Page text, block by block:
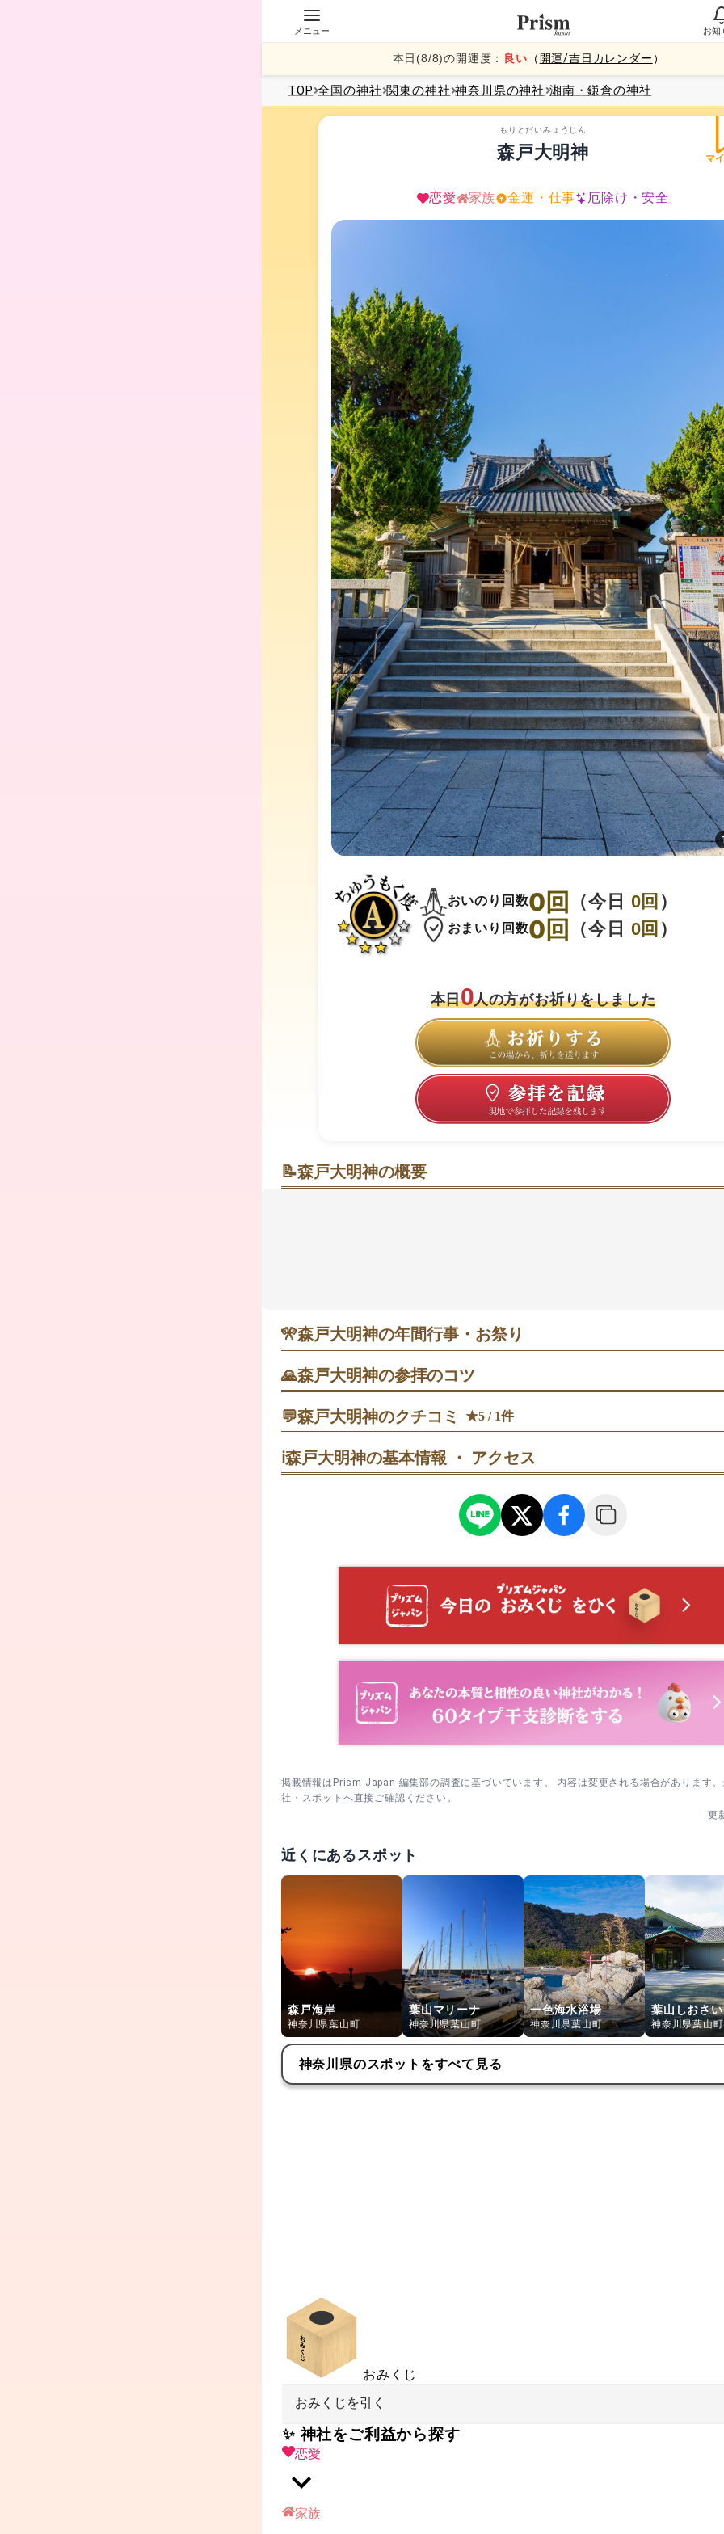
メニュー お知
本日(8/8)の開運度： 良い （ 開運/吉日カレンダー ）
TOP 全国の神社 関東の神社 神奈川県の神社 湘南・鎌倉の神社
マ
もりとだいみょうじん
森戸大明神
恋愛 家族 金運・仕事 厄除け・安全
おいのり回数0回 （今日 0回 ）
おまいり回数0回 （今日 0回 ）
本日0人の方がお祈りをしました
📝森戸大明神の概要
🎌森戸大明神の年間行事・お祭り
早朝の公共交通利用が安心。
・ 1月1日 歳旦祭｜皇室の繁栄を祈る祭典。元旦は混雑必至、参拝は時間に余裕を
・ 毎月1日・15日 月首祭・月次祭｜9時斎行。朝の参列で一日を落ち着いて始め
・ 1月14日 左義長神事｜古御札のお焚き上げ。持参は前日までの社頭受付がスム
・ 2月3日 節分祭｜豆まきと厄除。開始直後は賑わうため少し時間をずらすと◎。
・ 9月7日 宵宮祭｜翌日の例大祭に奉告。交通規制が見込まれるため早い時間の
・ 9月下旬 湯立神楽奉納｜無病息災や五穀豊穣を祈る神楽。午前中の回なら比
・ 9月下旬 一心泣き相撲｜赤ちゃんの健やかな成長を願う行事。申込・見学は早
を。
・ 10月最終日曜 ビッグハヤママーケット｜地域の物産市で境内広場が活気づき
は混雑。
🙏森戸大明神の参拝のコツ
と景色を満喫できます。
鳥居→手水舎で清める→みそぎ橋→海辺で手を清め→本殿参拝の順に。足元は滑
で。
本殿→水天宮→おせき稲荷→授与所の順に。絵馬は参拝の最後に奉納すると流れ
💬森戸大明神のクチコミ ★5 / 1件
ℹ️森戸大明神の基本情報 ・ アクセス
掲載情報はPrism Japan 編集部の調査に基づいています。 内容は変更される場合があります
社・スポットへ直接ご確認ください。
更
近くにあるスポット
森戸海岸
神奈川県葉山町
葉山マリーナ
神奈川県葉山町
一色海水浴場
神奈川県葉山町
葉山しおさ
神奈川県葉山町
神奈川県のスポットをすべて見る
おみくじ
おみくじを引く
✨ 神社をご利益から探す
恋愛
家族